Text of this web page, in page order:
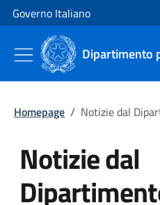
Vai al contenuto
Vai alla navigazione del sito
Governo Italiano
Dipartimento
Homepage / Notizie dal
Notizie dal